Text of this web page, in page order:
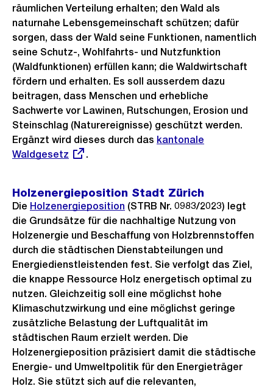
räumlichen Verteilung erhalten; den Wald als
naturnahe Lebensgemeinschaft schützen; dafür
sorgen, dass der Wald seine Funktionen, namentlich
seine Schutz-, Wohlfahrts- und Nutzfunktion
(Waldfunktionen) erfüllen kann; die Waldwirtschaft
fördern und erhalten. Es soll ausserdem dazu
beitragen, dass Menschen und erhebliche
Sachwerte vor Lawinen, Rutschungen, Erosion und
Steinschlag (Naturereignisse) geschützt werden.
Ergänzt wird dieses durch das Externer
kantonale
Waldgesetz
.
Holzenergieposition Stadt Zürich
Die Holzenergieposition (STRB Nr. 0983/2023) legt
die Grundsätze für die nachhaltige Nutzung von
Holzenergie und Beschaffung von Holzbrennstoffen
durch die städtischen Dienstabteilungen und
Energiedienstleistenden fest. Sie verfolgt das Ziel,
die knappe Ressource Holz energetisch optimal zu
nutzen. Gleichzeitig soll eine möglichst hohe
Klimaschutzwirkung und eine möglichst geringe
zusätzliche Belastung der Luftqualität im
städtischen Raum erzielt werden. Die
Holzenergieposition präzisiert damit die städtische
Energie- und Umweltpolitik für den Energieträger
Holz. Sie stützt sich auf die relevanten,